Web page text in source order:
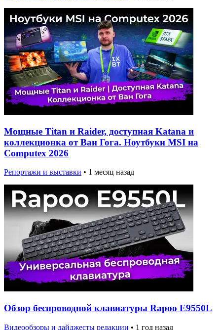
Мощные Titan и Raider, доступная Katana и
коллекционка от Ван Гога. Ноутбуки MSI на
Computex 2026
Репортажи и выставки • 1 месяц назад
Обзор беспроводной клавиатуры Rapoo E9550L
Видеообзоры и дайджесты редакции • 1 год назад